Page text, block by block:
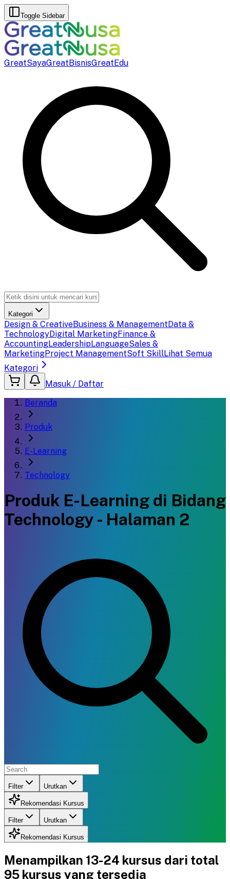
Toggle Sidebar
GreatSayaGreatBisnisGreatEdu
Kategori
Design & CreativeBusiness & ManagementData &
TechnologyDigital MarketingFinance &
AccountingLeadershipLanguageSales &
MarketingProject ManagementSoft SkillLihat Semua
Kategori
Masuk / Daftar
Beranda
Produk
E-Learning
Technology
Produk E-Learning di Bidang
Technology - Halaman 2
Filter Urutkan
Rekomendasi Kursus
Filter Urutkan
Rekomendasi Kursus
Menampilkan 13-24 kursus dari total
95 kursus yang tersedia